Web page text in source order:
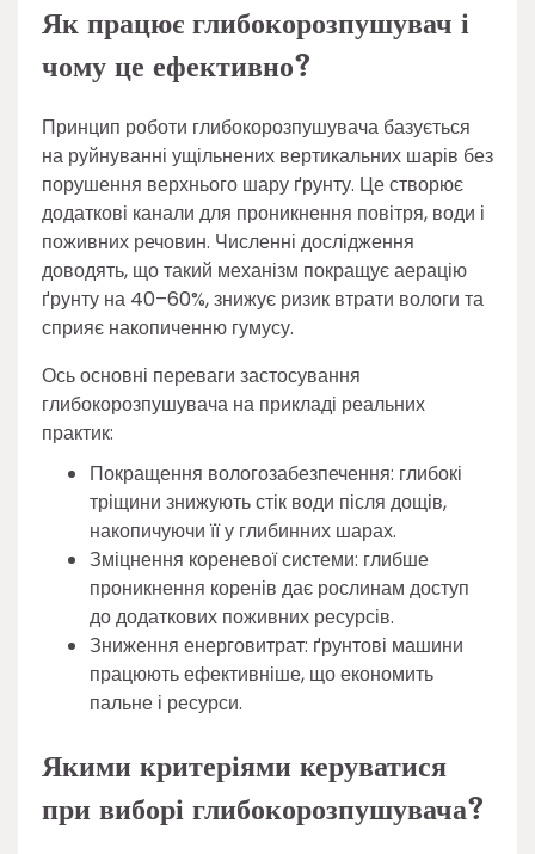
Як працює глибокорозпушувач і
чому це ефективно?
Принцип роботи глибокорозпушувача базується
на руйнуванні ущільнених вертикальних шарів без
порушення верхнього шару ґрунту. Це створює
додаткові канали для проникнення повітря, води і
поживних речовин. Численні дослідження
доводять, що такий механізм покращує аерацію
ґрунту на 40–60%, знижує ризик втрати вологи та
сприяє накопиченню гумусу.
Ось основні переваги застосування
глибокорозпушувача на прикладі реальних
практик:
Покращення вологозабезпечення: глибокі
тріщини знижують стік води після дощів,
накопичуючи її у глибинних шарах.
Зміцнення кореневої системи: глибше
проникнення коренів дає рослинам доступ
до додаткових поживних ресурсів.
Зниження енерговитрат: ґрунтові машини
працюють ефективніше, що економить
пальне і ресурси.
Якими критеріями керуватися
при виборі глибокорозпушувача?